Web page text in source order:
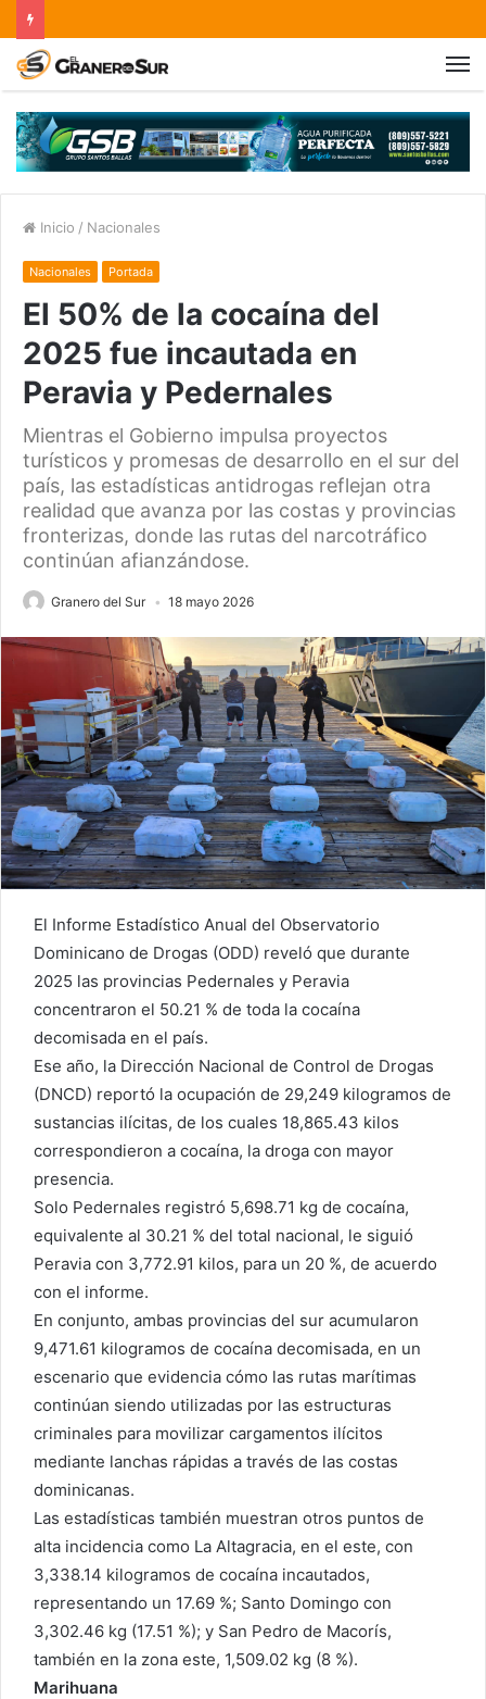
Inicio / Nacionales
Nacionales Portada
El 50% de la cocaína del
2025 fue incautada en
Peravia y Pedernales
Mientras el Gobierno impulsa proyectos
turísticos y promesas de desarrollo en el sur del
país, las estadísticas antidrogas reflejan otra
realidad que avanza por las costas y provincias
fronterizas, donde las rutas del narcotráfico
continúan afianzándose.
Granero del Sur 18 mayo 2026
El Informe Estadístico Anual del Observatorio
Dominicano de Drogas (ODD) reveló que durante
2025 las provincias Pedernales y Peravia
concentraron el 50.21 % de toda la cocaína
decomisada en el país.
Ese año, la Dirección Nacional de Control de Drogas
(DNCD) reportó la ocupación de 29,249 kilogramos de
sustancias ilícitas, de los cuales 18,865.43 kilos
correspondieron a cocaína, la droga con mayor
presencia.
Solo Pedernales registró 5,698.71 kg de cocaína,
equivalente al 30.21 % del total nacional, le siguió
Peravia con 3,772.91 kilos, para un 20 %, de acuerdo
con el informe.
En conjunto, ambas provincias del sur acumularon
9,471.61 kilogramos de cocaína decomisada, en un
escenario que evidencia cómo las rutas marítimas
continúan siendo utilizadas por las estructuras
criminales para movilizar cargamentos ilícitos
mediante lanchas rápidas a través de las costas
dominicanas.
Las estadísticas también muestran otros puntos de
alta incidencia como La Altagracia, en el este, con
3,338.14 kilogramos de cocaína incautados,
representando un 17.69 %; Santo Domingo con
3,302.46 kg (17.51 %); y San Pedro de Macorís,
también en la zona este, 1,509.02 kg (8 %).
Marihuana